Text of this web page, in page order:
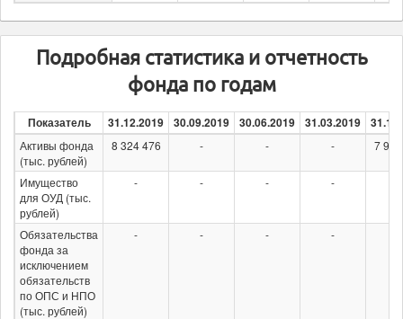
Подробная статистика и отчетность
фонда по годам
Показатель 31.12.2019 30.09.2019 30.06.2019 31.03.2019
Активы фонда
(тыс. рублей)
8 324 476 - - - 7
Имущество
для ОУД (тыс.
рублей)
- - - -
Обязательства
фонда за
исключением
обязательств
по ОПС и НПО
(тыс. рублей)
- - - -